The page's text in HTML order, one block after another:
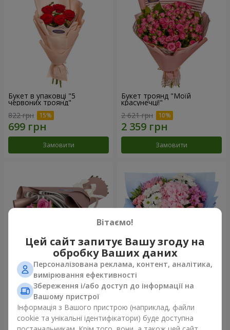
Букет в упаковці "5
червоних троянд"
822 грн
Замовити
Букет троянд "Моїй
красунечці!"
2 621 грн
Замовити
Букет "7 рожевих троянд!"
1 124 грн
Замовити
Романтичний букет
"Небеса"
Замовити
Вітаємо!
Цей сайт запитує Вашу згоду на
обробку Ваших даних
Персоналізована реклама, контент, аналітика,
вимірювання ефективності
Збереження і/або доступ до інформації на
Вашому пристрої
Інформація з Вашого пристрою (наприклад, файли
cookie та унікальні ідентифікатори) буде доступна